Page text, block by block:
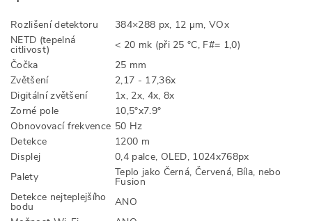
Rozlišení detektoru
384×288 px, 12 µm, VOx
NETD (tepelná
citlivost)
< 20 mk (při 25 °C, F#= 1,0)
Čočka
25 mm
Zvětšení
2,17 - 17,36x
Digitální zvětšení
1x, 2x, 4x, 8x
Zorné pole
10,5°x7.9°
Obnovovací frekvence 50 Hz
Detekce
1200 m
Displej
0,4 palce, OLED, 1024x768px
Palety
Teplo jako Černá, Červená, Bíla, nebo
Fusion
Detekce nejteplejšího
bodu
ANO